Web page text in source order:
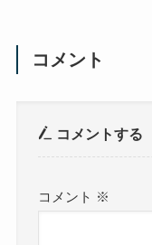
コメント
コメントする
コメント ※